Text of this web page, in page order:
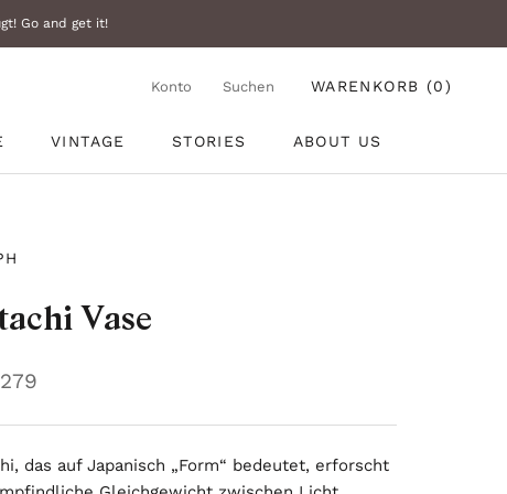
Go and get it!
VINTAGE
STORIES
ABOUT US
Konto Suchen WARENKORB (0)
Vase
das auf Japanisch „Form“ bedeutet, erforscht